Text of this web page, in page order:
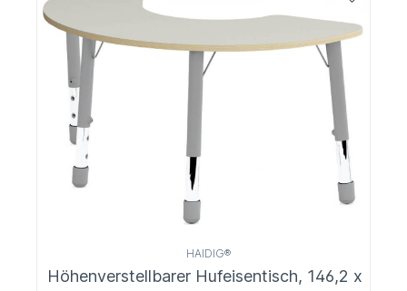
HAIDIG®
Höhenverstellbarer Hufeisentisch, 146,2 x